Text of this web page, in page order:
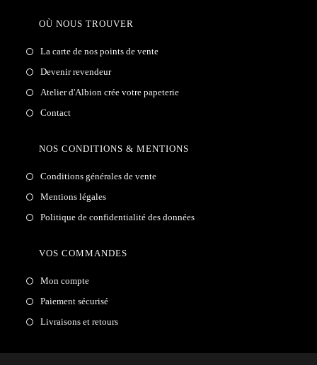
OÙ NOUS TROUVER
La carte de nos points de vente
Devenir revendeur
Atelier d'Albion crée votre papeterie
Contact
NOS CONDITIONS & MENTIONS
Conditions générales de vente
Mentions légales
Politique de confidentialité des données
VOS COMMANDES
Mon compte
Paiement sécurisé
Livraisons et retours